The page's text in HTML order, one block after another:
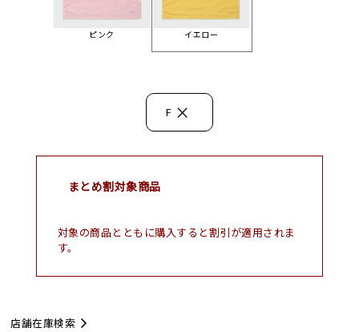
ピンク イエロー
F ×
まとめ割対象商品
対象の商品とともに購入すると割引が適用されま
す。
店舗在庫検索